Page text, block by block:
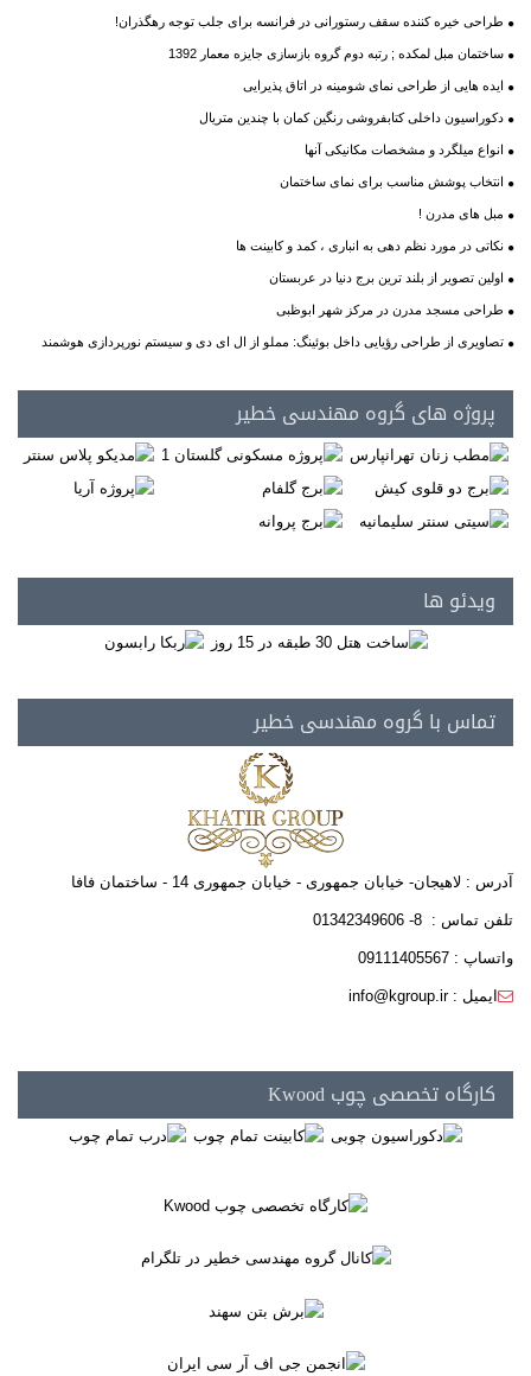
طراحی خیره کننده سقف رستورانی در فرانسه برای جلب توجه رهگذران!
ساختمان مبل لمکده ; رﺗﺒﻪ دوم ﮔﺮوه بازسازی جایزه ﻣﻌﻤﺎر 1392
ایده هایی از طراحی نمای شومینه در اتاق پذیرایی
دکوراسیون داخلی کتابفروشی رنگین کمان با چندین متریال
انواع میلگرد و مشخصات مکانیکی آنها
انتخاب پوشش مناسب برای نمای ساختمان
مبل های مدرن !
نکاتی در مورد نظم دهی به انباری ، کمد و کابینت ها
اولین تصویر از بلند ترین برج دنیا در عربستان
طراحی مسجد مدرن در مرکز شهر ابوظبی
تصاویری از طراحی رؤیایی داخل بوئینگ: مملو از ال ای دی و سیستم نورپردازی هوشمند
پروژه های گروه مهندسی خطیر
ویدئو ها
تماس با گروه مهندسی خطیر
آدرس : لاهیجان- خیابان جمهوری - خیابان جمهوری 14 - ساختمان فافا
تلفن تماس : 8- 01342349606
واتساپ : 09111405567
ایمیل : info@kgroup.ir
کارگاه تخصصی چوب Kwood